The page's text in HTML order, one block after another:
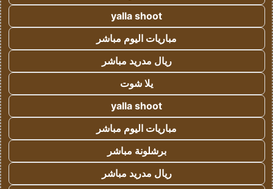
yalla shoot
مباريات اليوم مباشر
ريال مدريد مباشر
يلا شوت
yalla shoot
مباريات اليوم مباشر
برشلونة مباشر
ريال مدريد مباشر